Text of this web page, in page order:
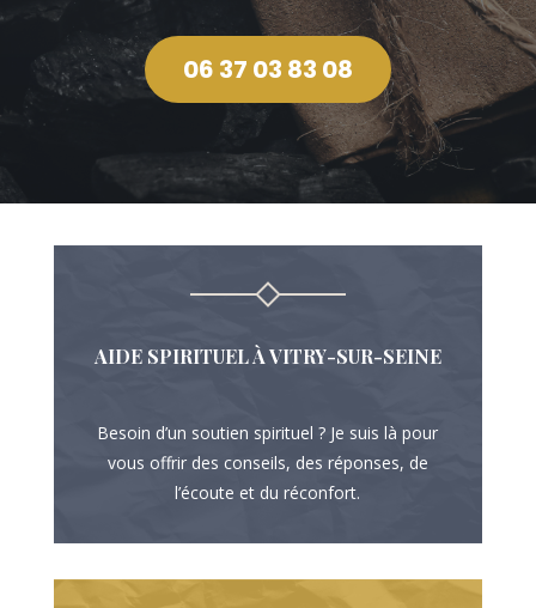
06 37 03 83 08
AIDE SPIRITUEL À VITRY-SUR-SEINE
Besoin d’un soutien spirituel ? Je suis là pour
vous offrir des conseils, des réponses, de
l’écoute et du réconfort.